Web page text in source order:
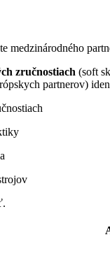
medzinárodného
zručnostiach (soft
partnerov)
.